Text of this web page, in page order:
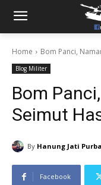
Home Bom Panci,
Blog Militer
Bom
Seimut
By Hanung Jati
Facebook